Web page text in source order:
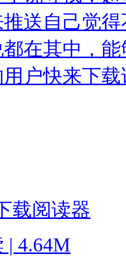
送自己觉
都在其中，
户快来下
载阅读器
| 4.64M